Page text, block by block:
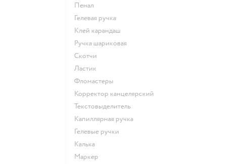
Пенал
Гелевая ручка
Клей карандаш
Ручка шариковая
Скотчи
Ластик
Фломастеры
Корректор канцелярский
Текстовыделитель
Капиллярная ручка
Гелевые ручки
Калька
Маркер